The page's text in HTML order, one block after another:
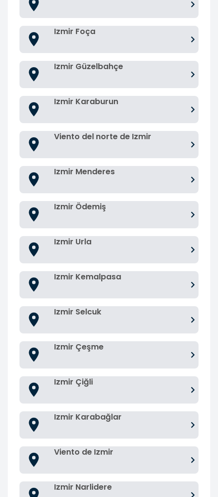
Izmir Foça
Izmir Güzelbahçe
Izmir Karaburun
Viento del norte de Izmir
Izmir Menderes
Izmir Ödemiş
Izmir Urla
Izmir Kemalpasa
Izmir Selcuk
Izmir Çeşme
Izmir Çiğli
Izmir Karabağlar
Viento de Izmir
Izmir Narlidere